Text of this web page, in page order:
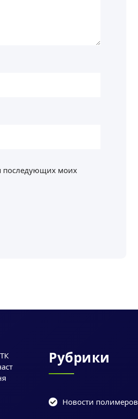
последующих моих
Рубрики
Новости полимеров